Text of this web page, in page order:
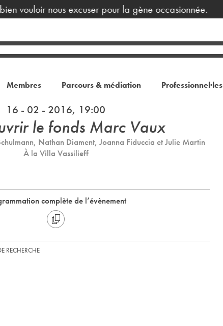
vouloir nous excuser pour la gène occasionnée.
Membres Parcours & médiation Professionnel·les
16 - 02 - 2016, 19:00
le fonds Marc Vaux
Nathan Diament, Joanna Fiduccia et Julie Martin
À la Villa Vassilieff
complète de l’évènement
RECHERCHE